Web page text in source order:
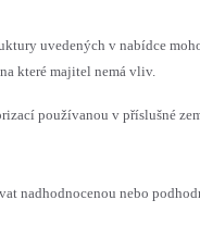
uvedených v nabídce
které majitel nemá vliv.
používanou v příslušné
nadhodnocenou nebo